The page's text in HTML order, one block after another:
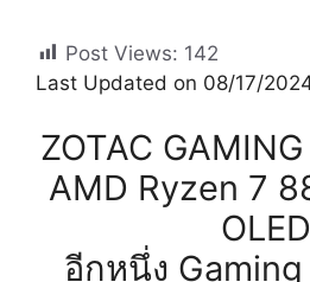
Post Views: 142
Last Updated on 08/17/
ZOTAC
AMD Ryzen 7
OLED
อีกหนึ่ง